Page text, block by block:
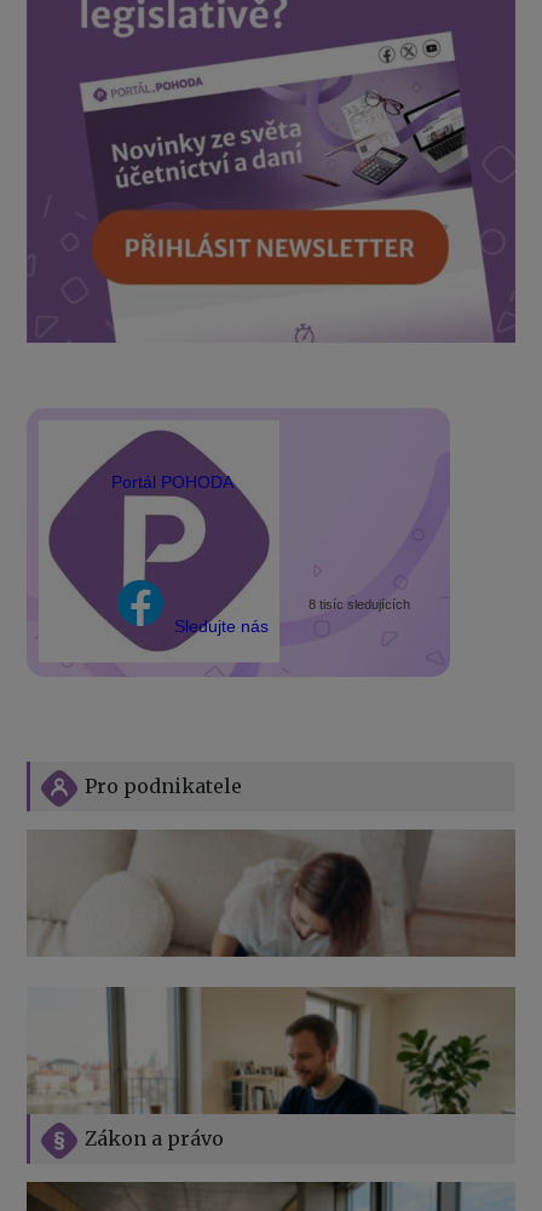
Portál POHODA
Sledujte nás
8 tisíc sledujících
Zákon a právo
Pro podnikatele
Jak na podnikání při rodičovské dovolené